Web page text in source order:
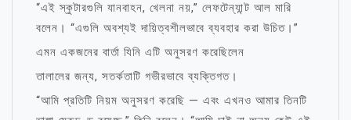
“এই স্কুটারগুলি যানবাহন, খেলনা নয়,” লেফটেন্যান্ট আল মারি
বলেন। “এগুলি অবশ্যই দায়িত্বশীলভাবে ব্যবহার করা উচিত।”
এমন একজনের বার্তা যিনি এটি অনুসরণ করেছিলেন
তালালের জন্য, সতর্কতাটি গভীরভাবে ব্যক্তিগত।
“আমি প্রতিটি নিয়ম অনুসরণ করেছি — এবং এখনও আমার তিনটি